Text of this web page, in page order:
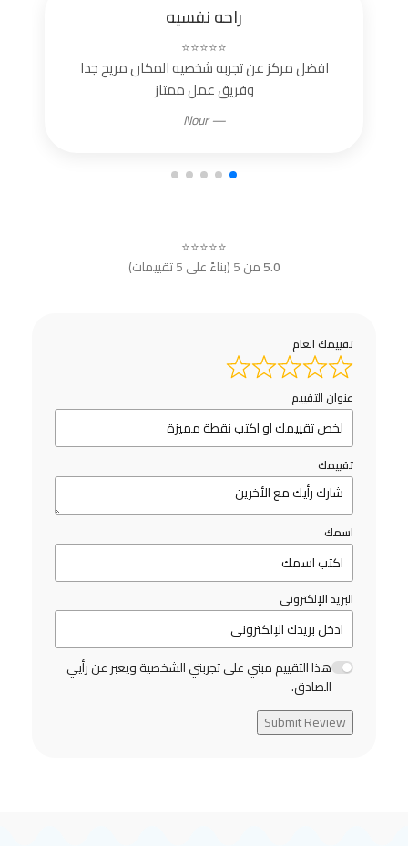
راحه نفسيه
⭐⭐⭐⭐⭐
افضل مركز عن تجربه شخصيه المكان مريح جدا
وفريق عمل ممتاز
— Nour
⭐⭐⭐⭐⭐
5.0من 5 (بناءً على 5 تقييمات)
تقييمك العام
عنوان التقييم
تقييمك
اسمك
البريد الإلكترونى
هذا التقييم مبني على تجربتي الشخصية ويعبر عن رأيي
الصادق.
Submit Review